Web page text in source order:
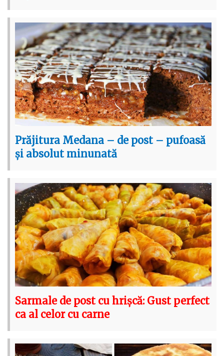
Prăjitura Medana – de post – pufoasă
și absolut minunată
Sarmale de post cu hrișcă: Gust perfect
ca al celor cu carne